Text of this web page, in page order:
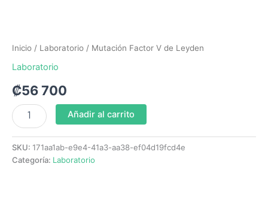
Inicio / Laboratorio / Mutación Factor V de Leyden
Laboratorio
₡56 700
Añadir al carrito
SKU: 171aa1ab-e9e4-41a3-aa38-ef04d19fcd4e
Categoría: Laboratorio